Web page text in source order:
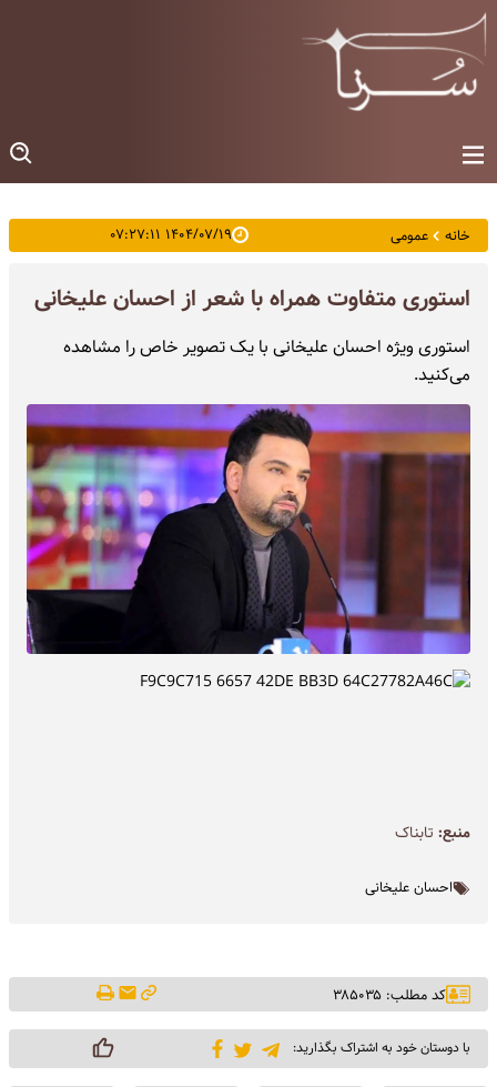
خانه عمومی ۱۴۰۴/۰۷/۱۹ ۰۷:۲۷:۱۱
استوری متفاوت همراه با شعر از احسان علیخانی
استوری ویژه احسان علیخانی با یک تصویر خاص را مشاهده
می‌کنید.
منبع: تابناک
احسان علیخانی
کد مطلب: ۳۸۵۰۳۵
با دوستان خود به اشتراک بگذارید: